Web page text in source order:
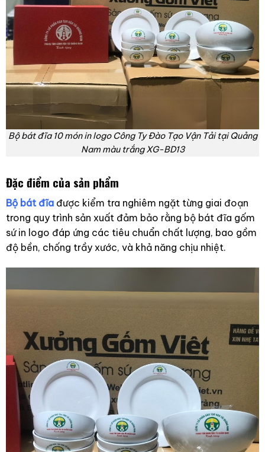
Bộ bát đĩa 10 món in logo Công Ty Đào Tạo Vận Tải tại Quảng
Nam màu trắng XG-BD13
Đặc điểm của sản phẩm
Bộ bát đĩa được kiểm tra nghiêm ngặt từng giai đoạn
trong quy trình sản xuất đảm bảo rằng bộ bát đĩa gốm
sứ in logo đáp ứng các tiêu chuẩn chất lượng, bao gồm
độ bền, chống trầy xước, và khả năng chịu nhiệt.